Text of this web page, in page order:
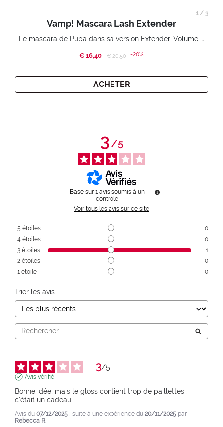
Vamp! Mascara Lash Extender
Le mascara de Pupa dans sa version Extender. Volume extension 3D. Des cils amplifiés et liftés à l’infini.
€ 16,40 Price reduced from
€ 20,50to-20%
ACHETER
1/ 3
3/5
Basé sur 1 avis soumis à un
contrôle
Voir tous les avis sur ce site
5 étoiles
0
4 étoiles
0
3 étoiles
1
2 étoiles
0
1 étoile 0
Trier les avis
3/5
Avis vérifié
Bonne idée, mais le gloss contient trop de paillettes ;
c'était un cadeau.
Avis du 07/12/2025 , suite à une expérience du 20/11/2025 par
Rebecca R.